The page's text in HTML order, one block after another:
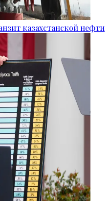
казахстанской нефти